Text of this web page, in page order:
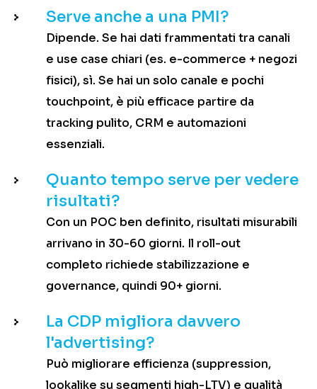
Serve anche a una PMI?
Dipende. Se hai dati frammentati tra canali
e use case chiari (es. e-commerce + negozi
fisici), sì. Se hai un solo canale e pochi
touchpoint, è più efficace partire da
tracking pulito, CRM e automazioni
essenziali.
Quanto tempo serve per vedere
risultati?
Con un POC ben definito, risultati misurabili
arrivano in 30-60 giorni. Il roll-out
completo richiede stabilizzazione e
governance, quindi 90+ giorni.
La CDP migliora davvero
l'advertising?
Può migliorare efficienza (suppression,
lookalike su segmenti high-LTV) e qualità